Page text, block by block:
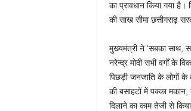
का प्रावधान किया गया
की साख सीमा छत्तीगसढ़
मुख्यमंत्री ने ‘सबका साथ,
नरेन्द्र मोदी सभी वर्गों के
पिछड़ी जनजाति के लोगों के
की बसाहटों में पक्का मकान,
दिलाने का काम तेजी से